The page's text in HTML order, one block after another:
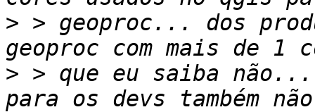
> > geoproc... dos
> > que eu saiba não...